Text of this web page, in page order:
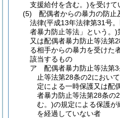
支援給付を含む。)を受けて
(5)
配偶者からの暴力の防止
法律(平成13年法律第31号
者暴力防止等法」という。)
又は配偶者暴力防止等法第
る相手からの暴力を受けた
該当するもの
ア
配偶者暴力防止等法第
止等法第28条の2におい
定による一時保護又は配
者暴力防止等法第28条の
む。)の規定による保護
を経過していない者